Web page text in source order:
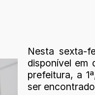
Nesta sexta-
disponível em
prefeitura, a
ser